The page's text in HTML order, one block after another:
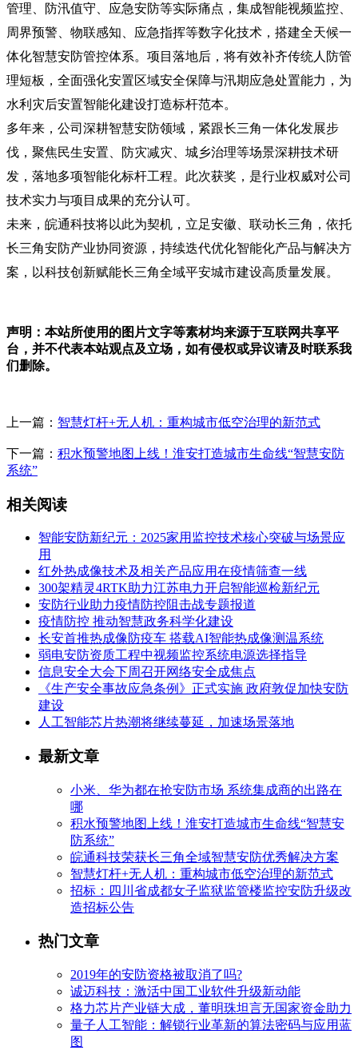
管理、防汛值守、应急安防等实际痛点，集成智能视频监控、
周界预警、物联感知、应急指挥等数字化技术，搭建全天候一
体化智慧安防管控体系。项目落地后 ，将有效补齐传统人防管
理短板， 全面强化安置区域安全保障与汛期应急处置能力，为
水利灾后安置智能化建设打造标杆范本。
多年来， 公司 深耕智慧安防领域，紧跟长三角一体化发展步
伐，聚焦民生安置、防灾减灾、城乡治理等场景深耕技术研
发，落地多项智能化标杆工程。此次获奖，是行业权威对公司
技术实力与项目成果的充分认可。
未来 ， 皖通科技将以此为契机，立足安徽、联动长三角，依托
长三角安防产业协同资源， 持续迭代优化智能化产品与解决方
案 ， 以科技创新赋能长三角全域平安城市建设高质量发展。
声明：本站所使用的图片文字等素材均来源于互联网共享平
台，并不代表本站观点及立场，如有侵权或异议请及时联系我
们删除。
上一篇： 智慧灯杆+无人机：重构城市低空治理的新范式
下一篇： 积水预警地图上线！淮安打造城市生命线“智慧安防
系统”
相关阅读
智能安防新纪元：2025家用监控技术核心突破与场景应
用
红外热成像技术及相关产品应用在疫情筛查一线
300架精灵4RTK助力江苏电力开启智能巡检新纪元
安防行业助力疫情防控阻击战专题报道
疫情防控 推动智慧政务科学化建设
长安首推热成像防疫车 搭载AI智能热成像测温系统
弱电安防资质工程中视频监控系统电源选择指导
信息安全大会下周召开网络安全成焦点
《生产安全事故应急条例》正式实施 政府敦促加快安防
建设
人工智能芯片热潮将继续蔓延，加速场景落地
最新文章
小米、华为都在抢安防市场 系统集成商的出路在
哪
积水预警地图上线！淮安打造城市生命线“智慧安
防系统”
皖通科技荣获长三角全域智慧安防优秀解决方案
智慧灯杆+无人机：重构城市低空治理的新范式
招标：四川省成都女子监狱监管楼监控安防升级改
造招标公告
热门文章
2019年的安防资格被取消了吗?
诚迈科技：激活中国工业软件升级新动能
格力芯片产业链大成，董明珠坦言无国家资金助力
量子人工智能：解锁行业革新的算法密码与应用蓝
图